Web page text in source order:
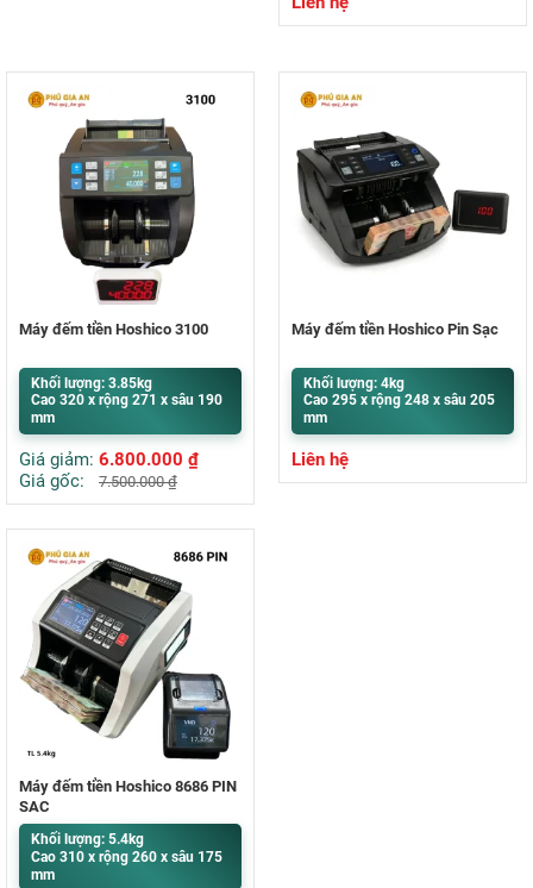
Máy đếm tiền Hoshico 3100
Khối lượng: 3.85kg
Cao 320 x rộng 271 x sâu 190
mm
Giá giảm: 6.800.000 ₫
Giá gốc:
7.500.000₫
Máy đếm tiền Hoshico Pin Sạc
Khối lượng: 4kg
Cao 295 x rộng 248 x sâu 205
mm
Liên hệ
Máy đếm tiền Hoshico 8686 PIN
SẠC
Khối lượng: 5.4kg
Cao 310 x rộng 260 x sâu 175
mm